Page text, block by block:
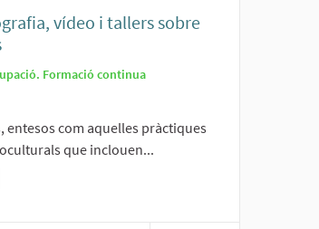
vídeo i tallers sobre
Formació continua
entesos com aquelles pràctiques
que inclouen...
la categoria: Formació continua